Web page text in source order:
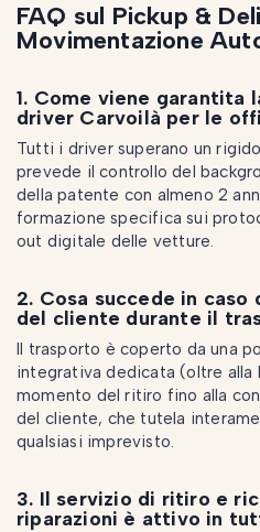
FAQ sul Pickup &
Movimentazione
1. Come viene garantita
driver Carvoilà per le
Tutti i driver superano un
prevede il controllo del
della patente con almeno 2
formazione specifica sui
out digitale delle vetture.
2. Cosa succede in
del cliente durante il
Il trasporto è coperto da una
integrativa dedicata (oltre alla
momento del ritiro fino alla
del cliente, che tutela
qualsiasi imprevisto.
3. Il servizio di ritiro e
riparazioni è attivo in